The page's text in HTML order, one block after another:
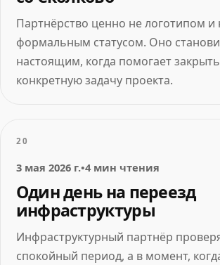
Партнёрство ценно не логотипом и
формальным статусом. Оно
настоящим, когда помогает закрыть
конкретную задачу проекта.
20
3 мая 2026 г.•4 мин чтения
Один день на переезд
инфраструктуры
Инфраструктурный партнёр
спокойный период, а в момент,